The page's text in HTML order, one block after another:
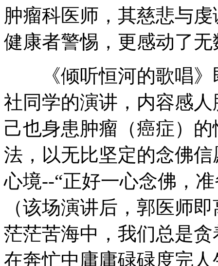
肿瘤科医师，其慈悲与
健康者警惕，更感动了
《倾听恒河的歌唱》
社同学的演讲，内容感
己也身患肿瘤（癌症）
法，以无比坚定的念佛
心境--“正好一心念佛，
（该场演讲后，郭医师
茫茫苦海中，我们总是
在奔忙中庸庸碌碌度完